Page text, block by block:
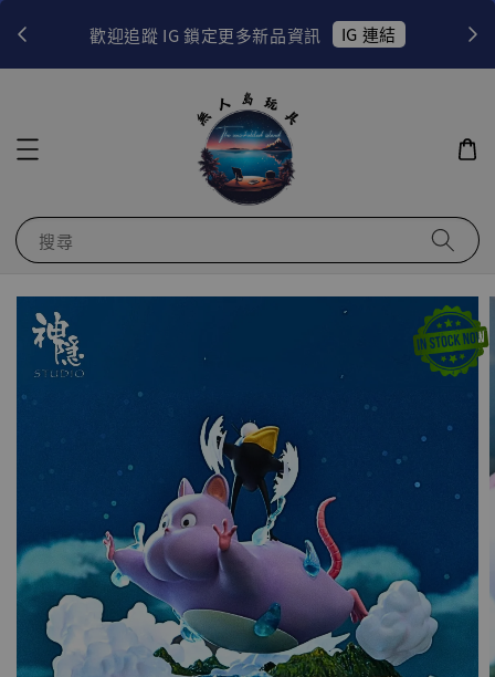
歡迎追蹤 IG 鎖定更多新品資訊 IG 連結
搜尋